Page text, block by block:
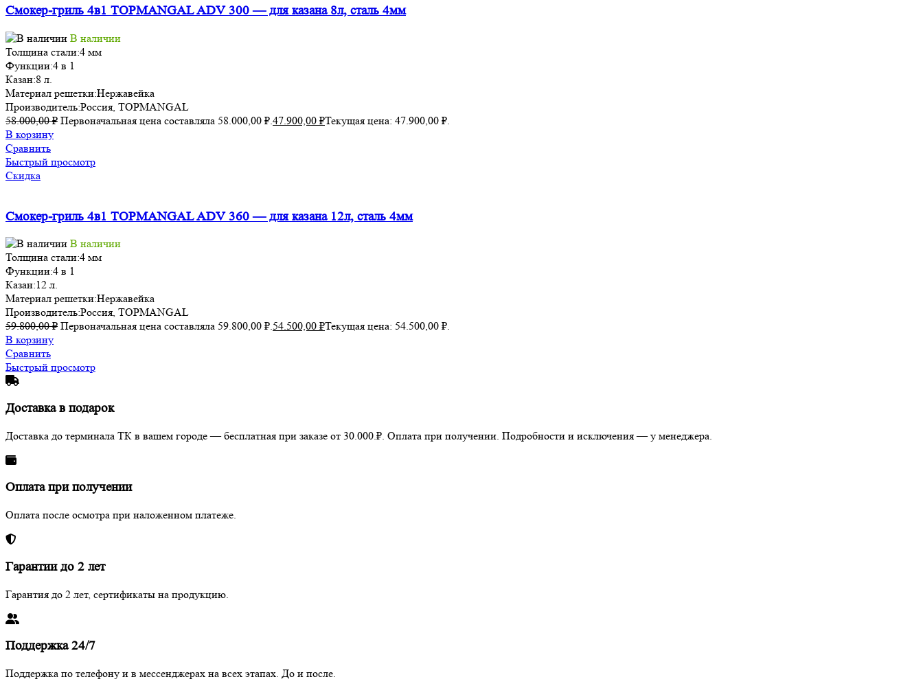
Смокер-гриль 4в1 TOPMANGAL ADV 300 — для казана 8л, сталь 4мм
В наличии
Толщина стали:4 мм
Функции:4 в 1
Казан:8 л.
Материал решетки:Нержавейка
Производитель:Россия, TOPMANGAL
58.000,00₽ Первоначальная цена составляла 58.000,00 ₽. 47.900,00 ₽Текущая цена: 47.900,00 ₽.
В корзину
Сравнить
Быстрый просмотр
Скидка
Смокер-гриль 4в1 TOPMANGAL ADV 360 — для казана 12л, сталь 4мм
В наличии
Толщина стали:4 мм
Функции:4 в 1
Казан:12 л.
Материал решетки:Нержавейка
Производитель:Россия, TOPMANGAL
59.800,00₽ Первоначальная цена составляла 59.800,00 ₽.54.500,00 ₽Текущая цена: 54.500,00 ₽.
В корзину
Сравнить
Быстрый просмотр
Доставка в подарок
Доставка до терминала ТК в вашем городе — бесплатная при заказе от 30.000.₽. Оплата при получении. Подробности и исключения — у менеджера.
Оплата при получении
Оплата после осмотра при наложенном платеже.
Гарантии до 2 лет
Гарантия до 2 лет, сертификаты на продукцию.
Поддержка 24/7
Поддержка по телефону и в мессенджерах на всех этапах. До и после.